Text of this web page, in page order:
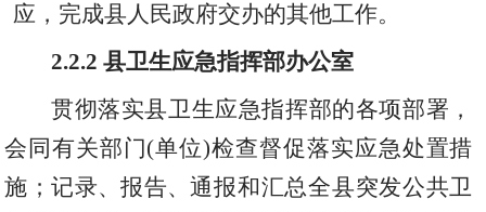
应 ， 完成县人民政府交办的其他工作。
2.2.2县卫生应急指挥部办公室
贯彻落实县卫生应急指挥部的各项部署 ，
会同有关部门(单位)检查督促落实应急处置措
施；记录、报告、通报和汇总全县突发公共卫